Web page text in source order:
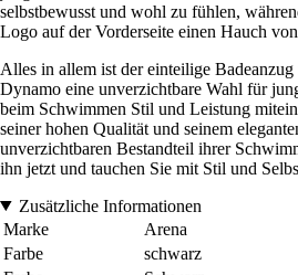
selbstbewusst und wohl zu fühlen,
Logo auf der Vorderseite einen Hauch
Alles in allem ist der einteilige
Dynamo eine unverzichtbare Wahl für
beim Schwimmen Stil und Leistung
seiner hohen Qualität und seinem
unverzichtbaren Bestandteil ihrer
ihn jetzt und tauchen Sie mit Stil und
Zusätzliche Informationen
Marke
Arena
Farbe
schwarz